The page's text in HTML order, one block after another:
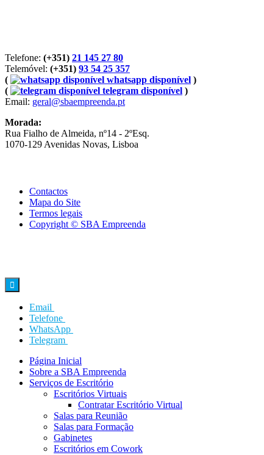
Telefone: (+351) 21 145 27 80
Telemóvel: (+351) 93 54 25 357
(
whatsapp disponível )
(
telegram disponível )
Email: geral@sbaempreenda.pt
Morada:
Rua Fialho de Almeida, nº14 - 2ºEsq.
1070-129 Avenidas Novas, Lisboa
Contactos
Mapa do Site
Termos legais
Copyright © SBA Empreenda

Email
Telefone
WhatsApp
Telegram
Página Inicial
Sobre a SBA Empreenda
Serviços de Escritório
Escritórios Virtuais
Contratar Escritório Virtual
Salas para Reunião
Salas para Formação
Gabinetes
Escritórios em Cowork